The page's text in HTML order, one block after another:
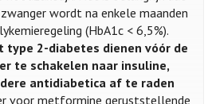
wordt na enkele maanden
(HbA1c < 6,5%).
type 2-diabetes dienen vóór de
te schakelen naar insuline,
antidiabetica af te raden
voor metformine geruststellende